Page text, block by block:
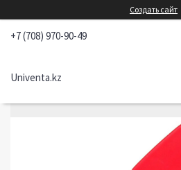
Создать сайт
+7 (708) 970-90-49
Univenta.kz